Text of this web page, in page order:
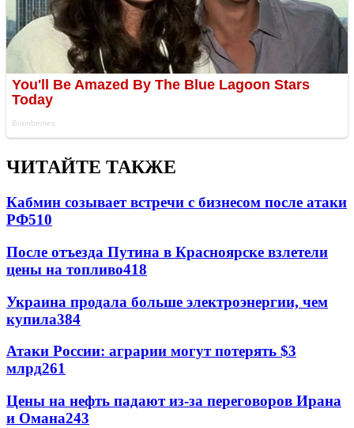
ЧИТАЙТЕ ТАКЖЕ
Кабмин созывает встречи с бизнесом после атаки
РФ510
После отъезда Путина в Красноярске взлетели
цены на топливо418
Украина продала больше электроэнергии, чем
купила384
Атаки России: аграрии могут потерять $3
млрд261
Цены на нефть падают из-за переговоров Ирана
и Омана243